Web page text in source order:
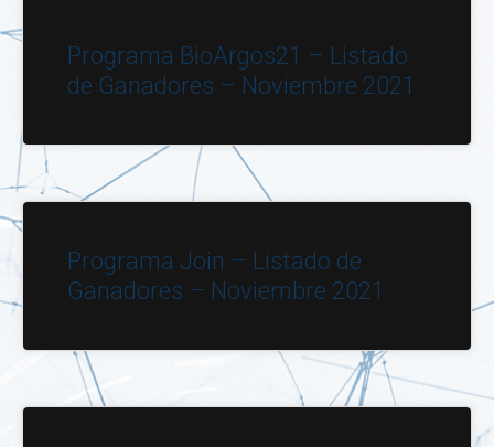
Programa BioArgos21 – Listado
de Ganadores – Noviembre 2021
Programa Join – Listado de
Ganadores – Noviembre 2021